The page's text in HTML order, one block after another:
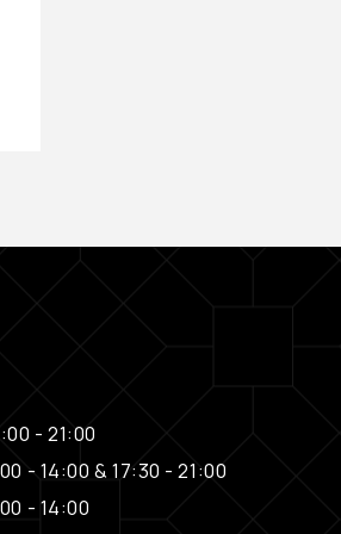
- 21:00
- 14:00 & 17:30 - 21:00
- 14:00